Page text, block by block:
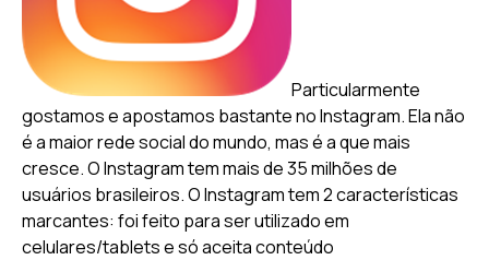
Particularmente
gostamos e apostamos bastante no Instagram. Ela não
é a maior rede social do mundo, mas é a que mais
cresce. O Instagram tem mais de 35 milhões de
usuários brasileiros. O Instagram tem 2 características
marcantes: foi feito para ser utilizado em
celulares/tablets e só aceita conteúdo